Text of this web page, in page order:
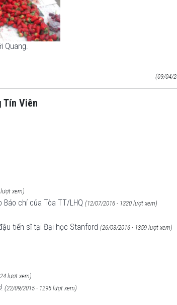
Quang.
(09/04/
Tín Viên
xem)
chí của Tòa TT/LHQ (12/07/2016 - 1320 lượt xem)
tiến sĩ tại Đại học Stanford (26/03/2016 - 1359 lượt xem)
lượt xem)
(22/09/2015 - 1295 lượt xem)